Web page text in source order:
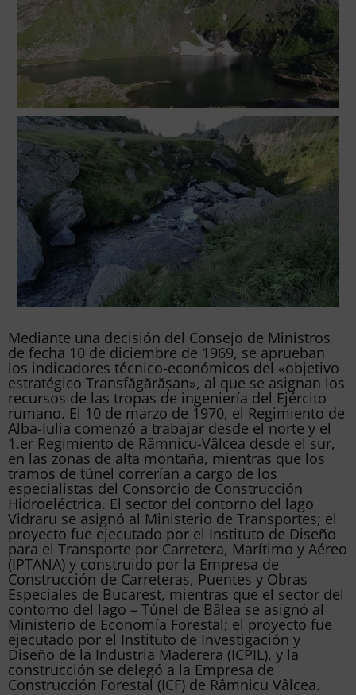
Mediante una decisión del Consejo de Ministros
de fecha 10 de diciembre de 1969, se aprueban
los indicadores técnico-económicos del «objetivo
estratégico Transfăgărășan», al que se asignan los
recursos de las tropas de ingeniería del Ejército
rumano. El 10 de marzo de 1970, el Regimiento de
Alba-Iulia comenzó a trabajar desde el norte y el
1.er Regimiento de Râmnicu-Vâlcea desde el sur,
en las zonas de alta montaña, mientras que los
tramos de túnel correrían a cargo de los
especialistas del Consorcio de Construcción
Hidroeléctrica. El sector del contorno del lago
Vidraru se asignó al Ministerio de Transportes; el
proyecto fue ejecutado por el Instituto de Diseño
para el Transporte por Carretera, Marítimo y Aéreo
(IPTANA) y construido por la Empresa de
Construcción de Carreteras, Puentes y Obras
Especiales de Bucarest, mientras que el sector del
contorno del lago – Túnel de Bâlea se asignó al
Ministerio de Economía Forestal; el proyecto fue
ejecutado por el Instituto de Investigación y
Diseño de la Industria Maderera (ICPIL), y la
construcción se delegó a la Empresa de
Construcción Forestal (ICF) de Râmnicu Vâlcea.